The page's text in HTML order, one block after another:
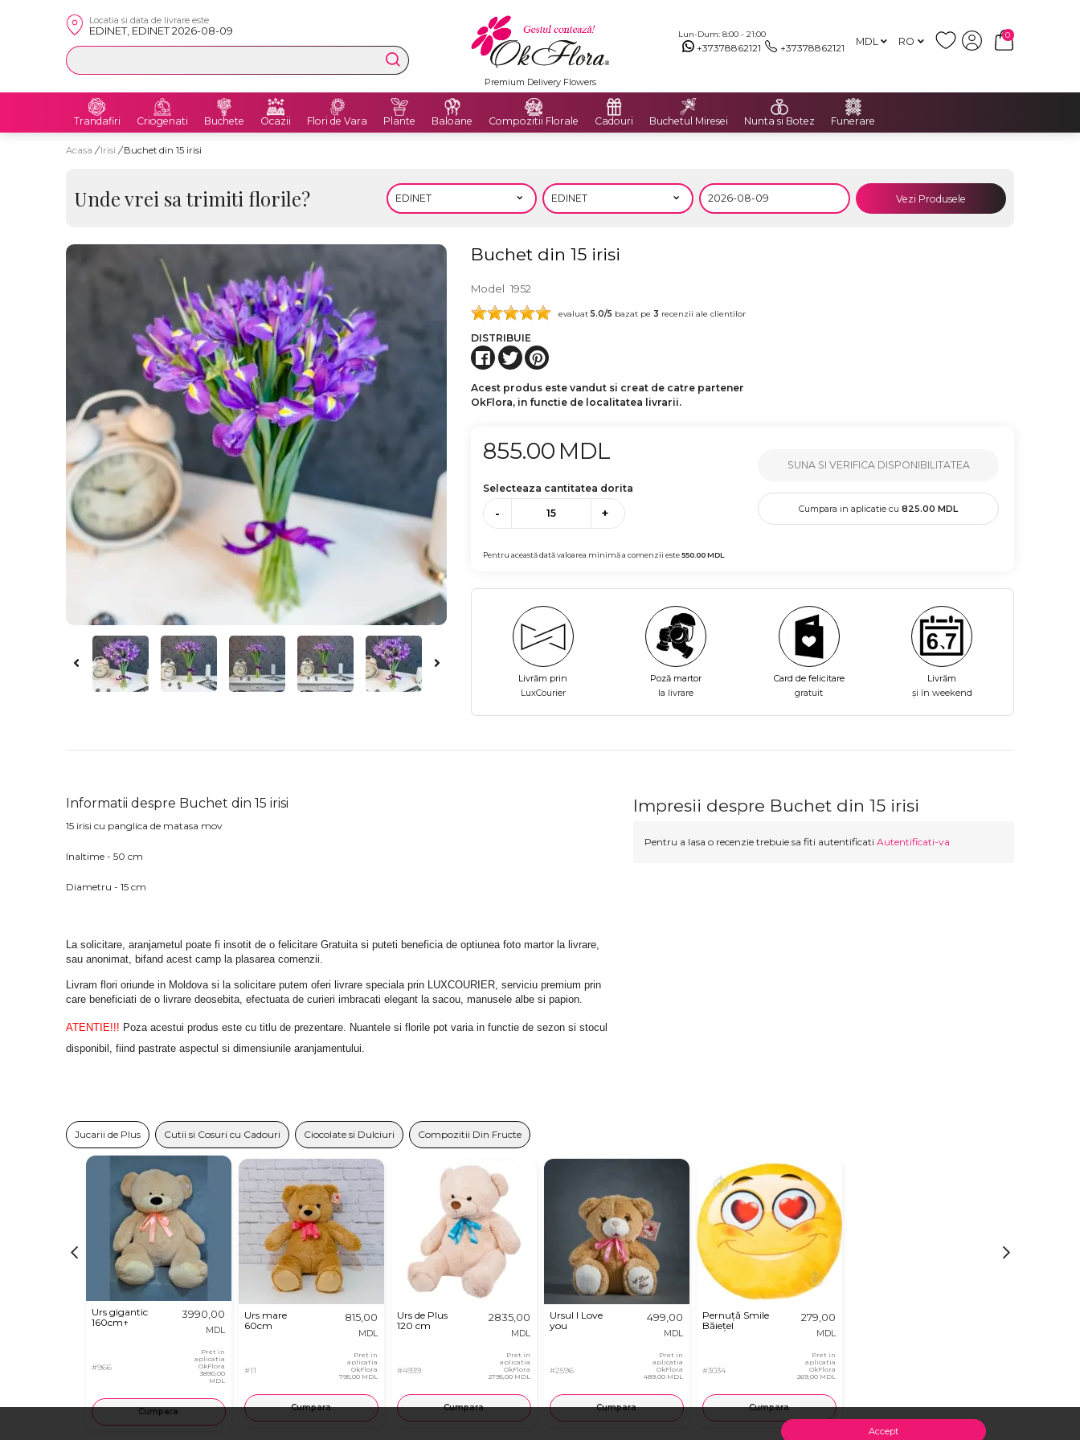
Accept
Locatia si data de livrare este
EDINET, EDINET 2026-08-09 Lun-Dum: 8:00 - 21:00
+37378862121 +37378862121 MDL RO
0
Premium Delivery Flowers
Trandafiri Criogenati Buchete Ocazii Flori de Vara Plante Baloane Compozitii Florale Cadouri Buchetul Miresei Nunta si Botez Funerare
Acasa / Irisi / Buchet din 15 irisi
Unde vrei sa trimiti florile? Vezi Produsele
Buchet din 15 irisi
Model 1952
evaluat5.0/5 bazat pe 3 recenzii ale clientilor
DISTRIBUIE
Acest produs este vandut si creat de catre partener
OkFlora, in functie de localitatea livrarii.
855.00 MDL
Selecteaza cantitatea dorita
- +
Pentru această dată valoarea minimă a comenzii este550.00MDL
SUNA SI VERIFICA DISPONIBILITATEA
Cumpara in aplicatie cu825.00 MDL
Livrăm prin
LuxCourier
Poză martor
la livrare
Card de felicitare
gratuit
Livrăm
și în weekend
Informatii despre Buchet din 15 irisi
15 irisi cu panglica de matasa mov
Inaltime - 50 cm
Diametru - 15 cm
La solicitare, aranjametul poate fi insotit de o felicitare Gratuita si puteti beneficia de optiunea foto martor la livrare,
sau anonimat, bifand acest camp la plasarea comenzii.
Livram flori oriunde in Moldova si la solicitare putem oferi livrare speciala prin LUXCOURIER, serviciu premium prin
care beneficiati de o livrare deosebita, efectuata de curieri imbracati elegant la sacou, manusele albe si papion.
ATENTIE!!! Poza acestui produs este cu titlu de prezentare. Nuantele si florile pot varia in functie de sezon si stocul
disponibil, fiind pastrate aspectul si dimensiunile aranjamentului.
Impresii despre Buchet din 15 irisi
Pentru a lasa o recenzie trebuie sa fiti autentificati Autentificati-va
Jucarii de Plus Cutii si Cosuri cu Cadouri Ciocolate si Dulciuri Compozitii Din Fructe
Urs gigantic
160cm↑
#966
3990,00
MDL
Pret in
aplicatia
OkFlora
3890,00
MDL
Cumpara
Urs mare
60cm
#11
815,00
MDL
Pret in
aplicatia
OkFlora
795,00 MDL
Cumpara
Urs de Plus
120 cm
#4939
2835,00
MDL
Pret in
aplicatia
OkFlora
2795,00 MDL
Cumpara
Ursul I Love
you
#2596
499,00
MDL
Pret in
aplicatia
OkFlora
489,00 MDL
Cumpara
Pernuță Smile
Băiețel
#3034
279,00
MDL
Pret in
aplicatia
OkFlora
269,00 MDL
Cumpara